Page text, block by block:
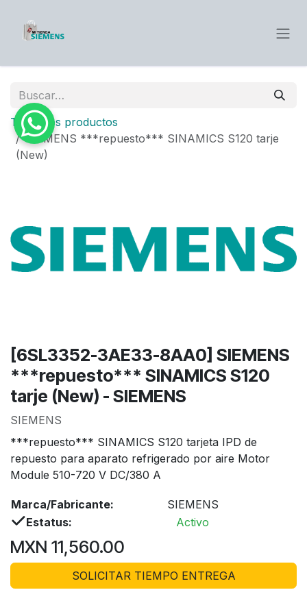
Todos los productos
SIEMENS ***repuesto*** SINAMICS S120 tarje
(New)
[6SL3352-3AE33-8AA0] SIEMENS
***repuesto*** SINAMICS S120
tarje (New) - SIEMENS
SIEMENS
***repuesto*** SINAMICS S120 tarjeta IPD de
repuesto para aparato refrigerado por aire Motor
Module 510-720 V DC/380 A
Marca/Fabricante:
SIEMENS
Estatus:
Activo
MXN 11,560.00
SOLICITAR TIEMPO ENTREGA